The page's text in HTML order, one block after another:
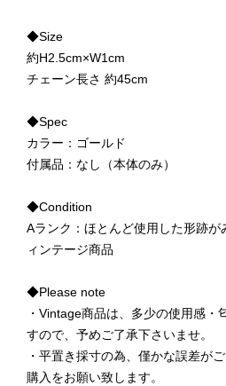
◆Size
約H2.5cm×W1cm
チェーン長さ 約45cm
◆Spec
カラー：ゴールド
付属品：なし（本体のみ）
◆Condition
Aランク：ほとんど使用した形跡
ィンテージ商品
◆Please note
・Vintage商品は、多少の使用感・
すので、予めご了承下さいませ。
・平置き採寸の為、僅かな誤差が
購入をお願い致します。